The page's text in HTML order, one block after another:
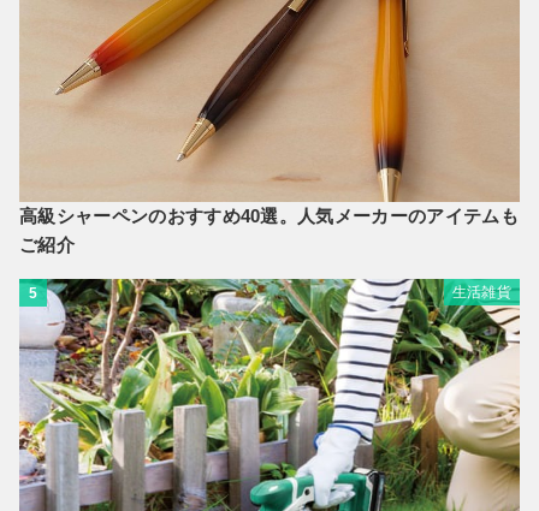
高級シャーペンのおすすめ40選。人気メーカーのアイテムも
ご紹介
5 生活雑貨